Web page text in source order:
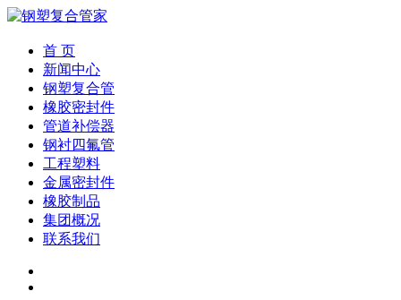
首 页
新闻中心
钢塑复合管
橡胶密封件
管道补偿器
钢衬四氟管
工程塑料
金属密封件
橡胶制品
集团概况
联系我们